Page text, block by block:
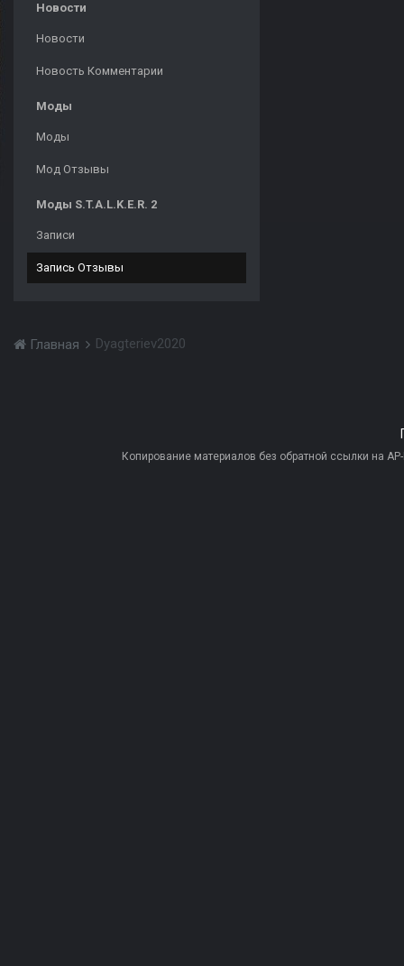
Новости
Новости
Новость Комментарии
Моды
Моды
Мод Отзывы
Моды S.T.A.L.K.E.R. 2
Записи
Запись Отзывы
Главная Dyagteriev2020
Копирование материалов без обратной ссылки на